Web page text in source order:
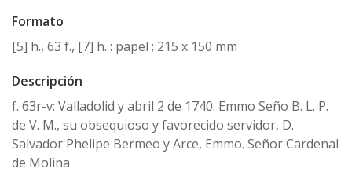
Formato
[5] h., 63 f., [7] h. : papel ; 215 x 150 mm
Descripción
f. 63r-v: Valladolid y abril 2 de 1740. Emmo Seño B. L. P.
de V. M., su obsequioso y favorecido servidor, D.
Salvador Phelipe Bermeo y Arce, Emmo. Señor Cardenal
de Molina